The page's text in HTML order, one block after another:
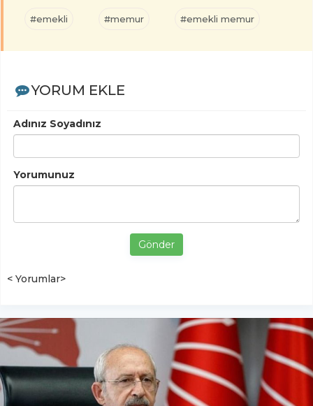
#emekli #memur #emekli memur
YORUM EKLE
Adınız Soyadınız
Yorumunuz
Gönder
< Yorumlar>